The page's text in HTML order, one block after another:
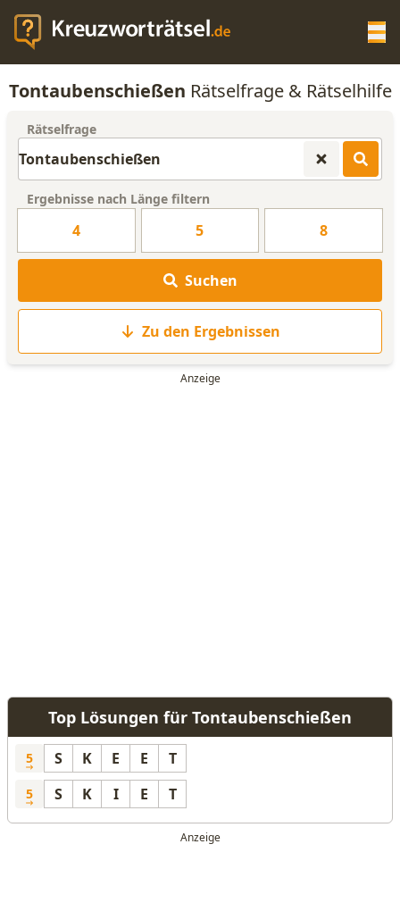
KREUZWORTRÄTSEL-HILFE
WORTLISTE
Tontaubenschießen Rätselfrage & Rätselhilfe
Rätselfrage
Ergebnisse nach Länge filtern
4 5 8
Suchen
Zu den Ergebnissen
Top Lösungen für Tontaubenschießen
5 S K E E T
5 S K I E T